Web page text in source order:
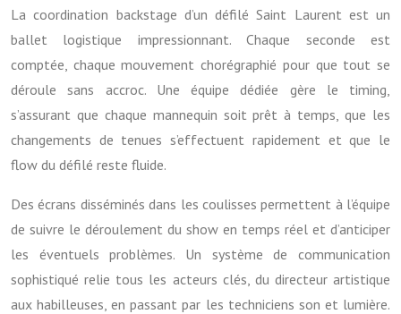
La coordination backstage d’un défilé Saint Laurent est un
ballet logistique impressionnant. Chaque seconde est
comptée, chaque mouvement chorégraphié pour que tout se
déroule sans accroc. Une équipe dédiée gère le timing,
s’assurant que chaque mannequin soit prêt à temps, que les
changements de tenues s’effectuent rapidement et que le
flow du défilé reste fluide.
Des écrans disséminés dans les coulisses permettent à l’équipe
de suivre le déroulement du show en temps réel et d’anticiper
les éventuels problèmes. Un système de communication
sophistiqué relie tous les acteurs clés, du directeur artistique
aux habilleuses, en passant par les techniciens son et lumière.